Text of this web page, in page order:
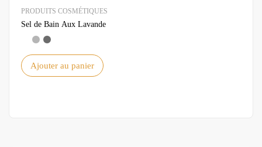
PRODUITS COSMÉTIQUES
Sel de Bain Aux Lavande
Ajouter au panier